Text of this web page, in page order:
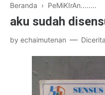
Beranda › PeMiKIrAn........
aku sudah
by echaimutenan